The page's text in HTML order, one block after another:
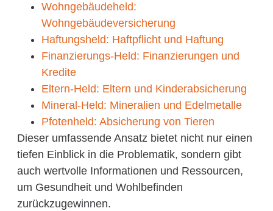
Wohngebäudeheld:
Wohngebäudeversicherung
Haftungsheld: Haftpflicht und Haftung
Finanzierungs-Held: Finanzierungen und
Kredite
Eltern-Held: Eltern und Kinderabsicherung
Mineral-Held: Mineralien und Edelmetalle
Pfotenheld: Absicherung von Tieren
Dieser umfassende Ansatz bietet nicht nur einen
tiefen Einblick in die Problematik, sondern gibt
auch wertvolle Informationen und Ressourcen,
um Gesundheit und Wohlbefinden
zurückzugewinnen.